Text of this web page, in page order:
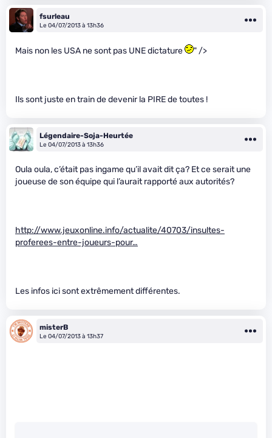
fsurleau
Le 04/07/2013 à 13h36
Mais non les USA ne sont pas UNE dictature " />
Ils sont juste en train de devenir la PIRE de toutes !
Légendaire-Soja-Heurtée
Le 04/07/2013 à 13h36
Oula oula, c’était pas ingame qu’il avait dit ça? Et ce serait une
joueuse de son équipe qui l’aurait rapporté aux autorités?
http://www.jeuxonline.info/actualite/40703/insultes-
proferees-entre-joueurs-pour…
Les infos ici sont extrêmement différentes.
misterB
Le 04/07/2013 à 13h37